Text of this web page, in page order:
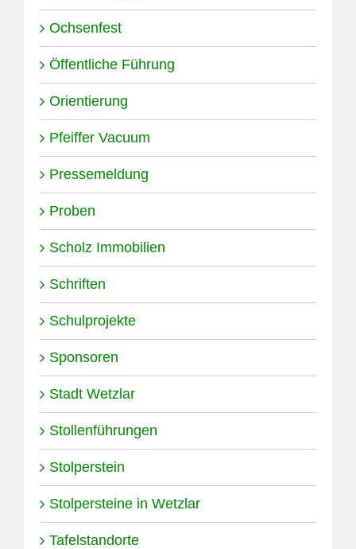
Ochsenfest
Öffentliche Führung
Orientierung
Pfeiffer Vacuum
Pressemeldung
Proben
Scholz Immobilien
Schriften
Schulprojekte
Sponsoren
Stadt Wetzlar
Stollenführungen
Stolperstein
Stolpersteine in Wetzlar
Tafelstandorte